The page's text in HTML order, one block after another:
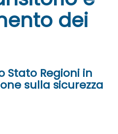
dei
Stato Regioni in
sulla sicurezza